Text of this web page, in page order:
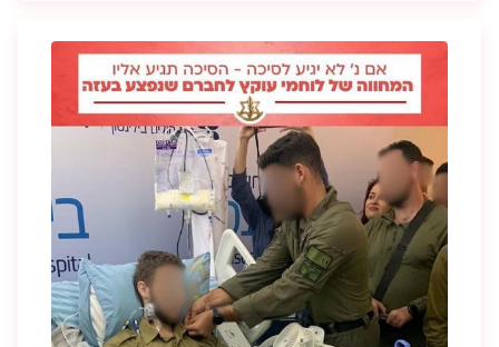
אונ׳ רייכמן. אנחנו רוצים להודות ל playtika , לבוגרים
שעזרו בהפקת הכנס ולכל המשתחרריםות, ברוכים
הבאים לאזרחות ולקהילת הבוגרים. אנחנו כאן לצידכם
לאורך כל הדרך.